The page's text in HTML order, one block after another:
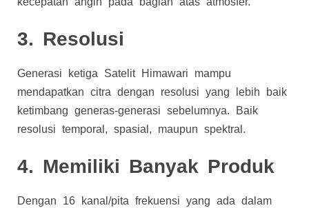
3. Resolusi
Generasi ketiga Satelit Himawari mampu
mendapatkan citra dengan resolusi yang lebih baik
ketimbang generas-generasi sebelumnya. Baik
resolusi temporal, spasial, maupun spektral.
4. Memiliki Banyak Produk
Dengan 16 kanal/pita frekuensi yang ada dalam